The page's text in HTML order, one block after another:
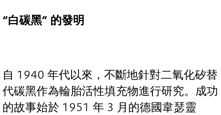
“白碳黑” 的發明
自 1940 年代以來，不斷地針對二氧化矽替
代碳黑作為輪胎活性填充物進行研究。成功
的故事始於 1951 年 3 月的德國韋瑟靈